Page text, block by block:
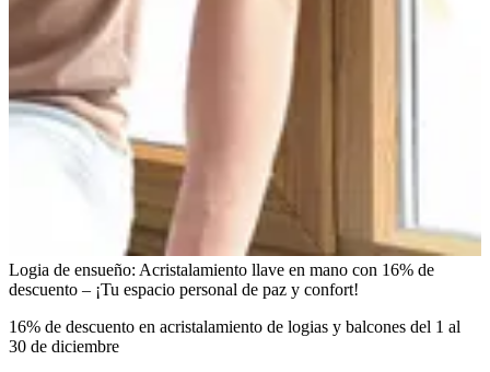
Logia de ensueño: Acristalamiento llave en mano con 16% de
descuento – ¡Tu espacio personal de paz y confort!
16% de descuento en acristalamiento de logias y balcones del 1 al
30 de diciembre